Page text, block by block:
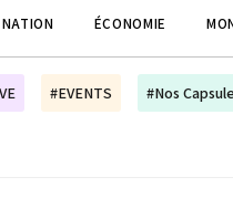
NATION ÉCONOMIE
#EVENTS #Nos